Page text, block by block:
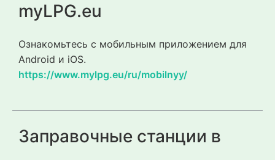
myLPG.eu
Ознакомьтесь с мобильным приложением для
Android и iOS.
https://www.mylpg.eu/ru/mobilnyy/
Заправочные станции в